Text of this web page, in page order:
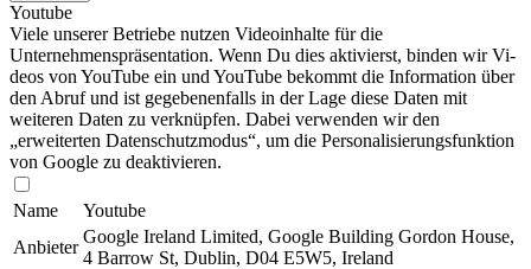
Youtube
Viele unserer Betriebe nutzen Video­in­hal­te für die
Unternehmenspräsentation. Wenn Du dies aktivierst, binden wir Vi­
deos von YouTube ein und YouTube be­kommt die Information über
den Abruf und ist gegebenenfalls in der Lage diese Daten mit
weiteren Daten zu verknüpfen. Dabei verwenden wir den
„erweiterten Datenschutzmodus“, um die Per­so­nal­isie­rungs­funk­tion
von Google zu de­ak­ti­vie­ren.
Name
Youtube
Anbieter
Google Ireland Limited, Google Building Gordon House,
4 Barrow St, Dublin, D04 E5W5, Ireland